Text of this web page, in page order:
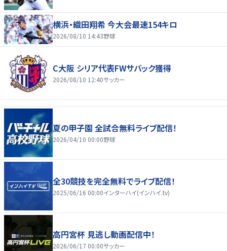
横浜・織田翔希 今大会最速154キロ
2026/08/10 14:43野球
C大阪 シリア代表FWサバック獲得
2026/08/10 12:40サッカー
夏の甲子園 全試合無料ライブ配信！
2026/04/10 00:00野球
全30競技を完全無料でライブ配信！
2025/06/16 00:00インターハイ(インハイ.tv)
高円宮杯 見逃し動画配信中！
2026/06/17 00:00サッカー